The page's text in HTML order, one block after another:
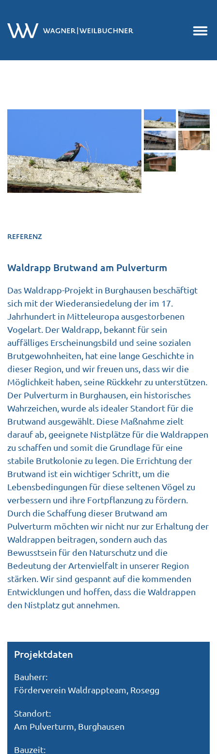
REFERENZ
Waldrapp Brutwand am Pulverturm
Das Waldrapp-Projekt in Burghausen beschäftigt
sich mit der Wiederansiedelung der im 17.
Jahrhundert in Mitteleuropa ausgestorbenen
Vogelart. Der Waldrapp, bekannt für sein
auffälliges Erscheinungsbild und seine sozialen
Brutgewohnheiten, hat eine lange Geschichte in
dieser Region, und wir freuen uns, dass wir die
Möglichkeit haben, seine Rückkehr zu unterstützen.
Der Pulverturm in Burghausen, ein historisches
Wahrzeichen, wurde als idealer Standort für die
Brutwand ausgewählt. Diese Maßnahme zielt
darauf ab, geeignete Nistplätze für die Waldrappen
zu schaffen und somit die Grundlage für eine
stabile Brutkolonie zu legen. Die Errichtung der
Brutwand ist ein wichtiger Schritt, um die
Lebensbedingungen für diese seltenen Vögel zu
verbessern und ihre Fortpflanzung zu fördern.
Durch die Schaffung dieser Brutwand am
Pulverturm möchten wir nicht nur zur Erhaltung der
Waldrappen beitragen, sondern auch das
Bewusstsein für den Naturschutz und die
Bedeutung der Artenvielfalt in unserer Region
stärken. Wir sind gespannt auf die kommenden
Entwicklungen und hoffen, dass die Waldrappen
den Nistplatz gut annehmen.
Projektdaten
Bauherr:
Förderverein Waldrappteam, Rosegg
Standort:
Am Pulverturm, Burghausen
Bauzeit: